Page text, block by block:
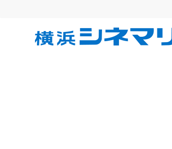
横